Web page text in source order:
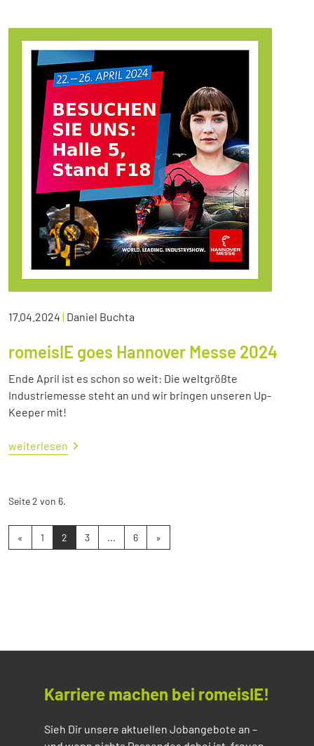
17.04.2024 | Daniel Buchta
romeisIE goes Hannover Messe 2024
Ende April ist es schon so weit: Die weltgrößte
Industriemesse steht an und wir bringen unseren Up-
Keeper mit!
weiterlesen
Seite 2 von 6.
« 1 2 3 ... 6 »
Karriere machen bei romeisIE!
Sieh Dir unsere aktuellen Jobangebote an –